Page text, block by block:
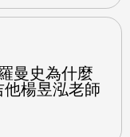
曼史為什麼
楊昱泓老師